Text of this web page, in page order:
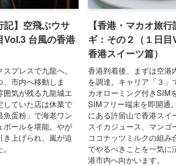
記】空飛ぶウサ
Vol.3 台風の香港
プレスで九龍へ。
市内へ移動しま
気が残る九龍城エ
していた店は休業で
魚蛋粉」で海老ワン
ボールを堪能。やが
上げられ、嵐が迫
【香港・マカオ旅
ギ：その２（１日目
香港スイーツ篇）
香港到着後、まずは空港
を調達。キャリア「３」
カオローミング付きSIM
SIMフリー端末を即開通
にある許留山で香港スイ
スイカジュース、マンゴ
ココナッツミルクの組み
でやるべきことを一気に
港市内へ向かいます。